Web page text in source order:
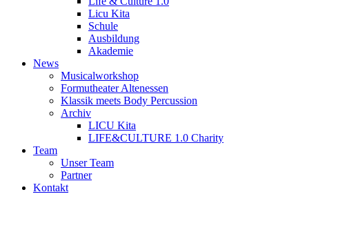
Licu Kita
Schule
Ausbildung
Akademie
News
Musicalworkshop
Formutheater Altenessen
Klassik meets Body Percussion
Archiv
LICU Kita
LIFE&CULTURE 1.0 Charity
Team
Unser Team
Partner
Kontakt